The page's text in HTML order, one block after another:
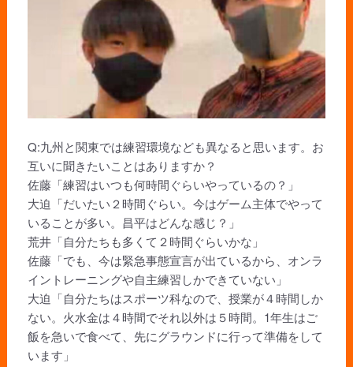
Q:九州と関東では練習環境なども異なると思います。お
互いに聞きたいことはありますか？
佐藤「練習はいつも何時間ぐらいやっているの？」
大迫「だいたい２時間ぐらい。今はゲーム主体でやって
いることが多い。昌平はどんな感じ？」
荒井「自分たちも多くて２時間ぐらいかな」
佐藤「でも、今は緊急事態宣言が出ているから、オンラ
イントレーニングや自主練習しかできていない」
大迫「自分たちはスポーツ科なので、授業が４時間しか
ない。火水金は４時間でそれ以外は５時間。1年生はご
飯を急いで食べて、先にグラウンドに行って準備をして
います」